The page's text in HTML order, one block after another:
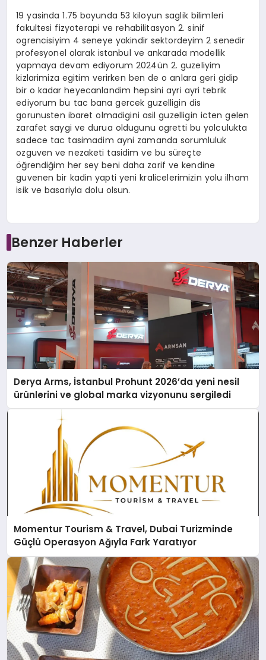
19 yasinda 1.75 boyunda 53 kiloyun saglik bilimleri
fakultesi fizyoterapi ve rehabilitasyon 2. sinif
ogrencisiyim 4 seneye yakindir sektordeyim 2 senedir
profesyonel olarak istanbul ve ankarada modellik
yapmaya devam ediyorum 2024ün 2. guzeliyim
kizlarimiza egitim verirken ben de o anlara geri gidip
bir o kadar heyecanlandim hepsini ayri ayri tebrik
ediyorum bu tac bana gercek guzelligin dis
gorunusten ibaret olmadigini asil guzelligin icten gelen
zarafet saygi ve durua oldugunu ogretti bu yolculukta
sadece tac tasimadim ayni zamanda sorumluluk
ozguven ve nezaketi tasidim ve bu süreçte
öğrendiğim her sey beni daha zarif ve kendine
guvenen bir kadin yapti yeni kralicelerimizin yolu ilham
isik ve basariyla dolu olsun.
Benzer Haberler
Derya Arms, İstanbul Prohunt 2026’da yeni nesil
ürünlerini ve global marka vizyonunu sergiledi
Momentur Tourism & Travel, Dubai Turizminde
Güçlü Operasyon Ağıyla Fark Yaratıyor